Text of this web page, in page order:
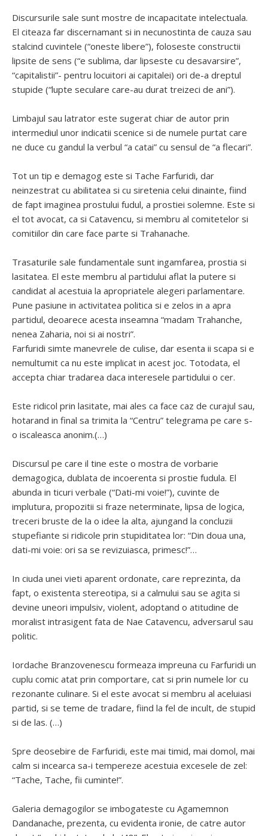
Discursurile sale sunt mostre de incapacitate intelectuala.
El citeaza far discernamant si in necunostinta de cauza sau
stalcind cuvintele (“oneste libere”), foloseste constructii
lipsite de sens (“e sublima, dar lipseste cu desavarsire”,
“capitalistii”- pentru locuitori ai capitalei) ori de-a dreptul
stupide (“lupte seculare care-au durat treizeci de ani”).
Limbajul sau latrator este sugerat chiar de autor prin
intermediul unor indicatii scenice si de numele purtat care
ne duce cu gandul la verbul “a catai” cu sensul de “a flecari”.
Tot un tip e demagog este si Tache Farfuridi, dar
neinzestrat cu abilitatea si cu siretenia celui dinainte, fiind
de fapt imaginea prostului fudul, a prostiei solemne. Este si
el tot avocat, ca si Catavencu, si membru al comitetelor si
comitiilor din care face parte si Trahanache.
Trasaturile sale fundamentale sunt ingamfarea, prostia si
lasitatea. El este membru al partidului aflat la putere si
candidat al acestuia la apropriatele alegeri parlamentare.
Pune pasiune in activitatea politica si e zelos in a apra
partidul, deoarece acesta inseamna “madam Trahanche,
nenea Zaharia, noi si ai nostri”.
Farfuridi simte manevrele de culise, dar esenta ii scapa si e
nemultumit ca nu este implicat in acest joc. Totodata, el
accepta chiar tradarea daca interesele partidului o cer.
Este ridicol prin lasitate, mai ales ca face caz de curajul sau,
hotarand in final sa trimita la “Centru” telegrama pe care s-
o iscaleasca anonim.(…)
Discursul pe care il tine este o mostra de vorbarie
demagogica, dublata de incoerenta si prostie fudula. El
abunda in ticuri verbale (“Dati-mi voie!”), cuvinte de
implutura, propozitii si fraze neterminate, lipsa de logica,
treceri bruste de la o idee la alta, ajungand la concluzii
stupefiante si ridicole prin stupiditatea lor: “Din doua una,
dati-mi voie: ori sa se revizuiasca, primesc!”…
In ciuda unei vieti aparent ordonate, care reprezinta, da
fapt, o existenta stereotipa, si a calmului sau se agita si
devine uneori impulsiv, violent, adoptand o atitudine de
moralist intrasigent fata de Nae Catavencu, adversarul sau
politic.
Iordache Branzovenescu formeaza impreuna cu Farfuridi un
cuplu comic atat prin comportare, cat si prin numele lor cu
rezonante culinare. Si el este avocat si membru al aceluiasi
partid, si se teme de tradare, fiind la fel de incult, de stupid
si de las. (…)
Spre deosebire de Farfuridi, este mai timid, mai domol, mai
calm si incearca sa-i tempereze acestuia excesele de zel:
“Tache, Tache, fii cuminte!”.
Galeria demagogilor se imbogateste cu Agamemnon
Dandanache, prezenta, cu evidenta ironie, de catre autor